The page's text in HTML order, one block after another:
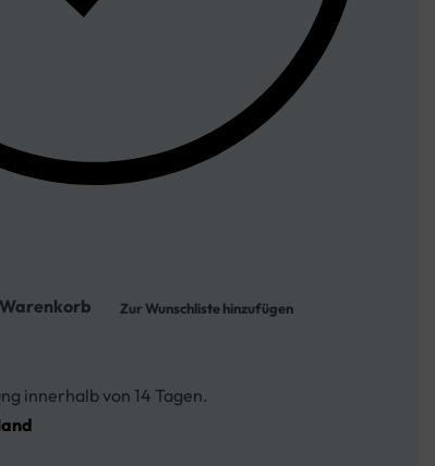
Zur Wunschliste hinzufügen
innerhalb von 14 Tagen.